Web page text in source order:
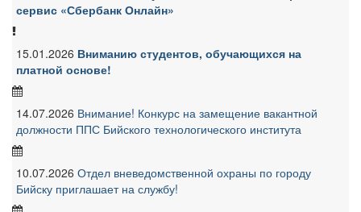
сервис «Сбербанк Онлайн»
15.01.2026 Вниманию студентов, обучающихся на
платной основе!
14.07.2026 Внимание! Конкурс на замещение вакантной
должности ППС Бийского технологического института
10.07.2026 Отдел вневедомственной охраны по городу
Бийску приглашает на службу!